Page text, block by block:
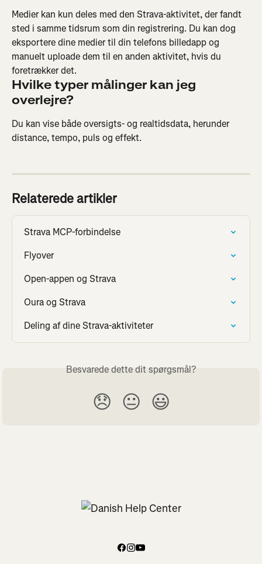
Medier kan kun deles med den Strava-aktivitet, der fandt
sted i samme tidsrum som din registrering. Du kan dog
eksportere dine medier til din telefons billedapp og
manuelt uploade dem til en anden aktivitet, hvis du
foretrækker det.
Hvilke typer målinger kan jeg
overlejre?
Du kan vise både oversigts- og realtidsdata, herunder
distance, tempo, puls og effekt.
Relaterede artikler
Strava MCP-forbindelse
Flyover
Open-appen og Strava
Oura og Strava
Deling af dine Strava-aktiviteter
Besvarede dette dit spørgsmål?
😞 😐 😃